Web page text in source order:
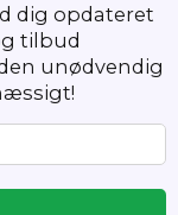
dig opdateret
tilbud
unødvendig